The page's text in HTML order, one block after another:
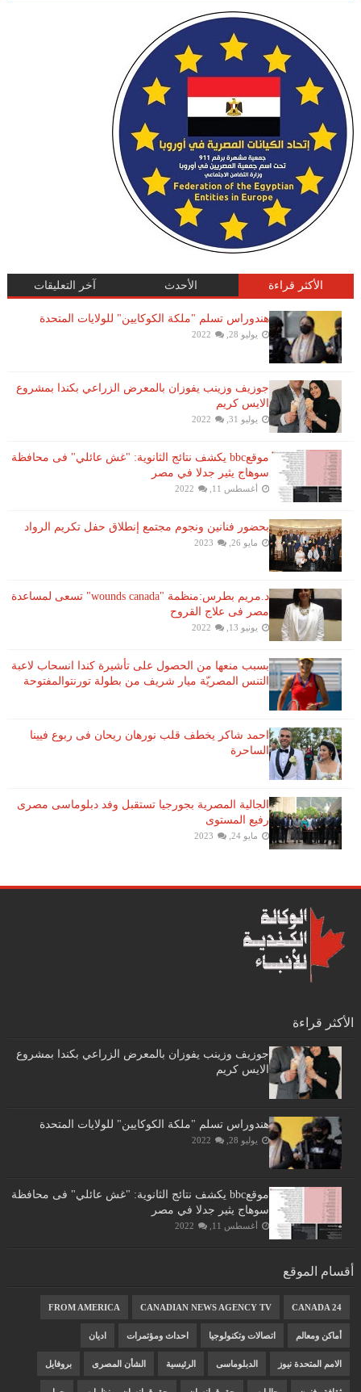
الأكثر قراءة الأحدث آخر التعليقات
هندوراس تسلم "ملكة الكوكايين" للولايات المتحدة
يوليو 28, 2022
جوزيف وزينب يفوزان بالمعرض الزراعي بكندا بمشروع
الايس كريم
يوليو 31, 2022
موقعbbc يكشف نتائج الثانوية: "غش عائلي" فى محافظة
سوهاج يثير جدلا في مصر
أغسطس 11, 2022
بحضور فنانين ونجوم مجتمع إنطلاق حفل تكريم الرواد
مايو 26, 2023
د.مريم بطرس:منظمة "wounds canada" تسعى لمساعدة
مصر فى علاج القروح
يونيو 13, 2022
بسبب منعها من الحصول على تأشيرة كندا انسحاب لاعبة ​
التنس​ المصريّة ​ميار شريف​ من بطولة ​تورنتو​المفتوحة
احمد شاكر يخطف قلب نورهان ريحان فى ربوع فيينا
الساحرة
الجالية المصرية بجورجيا تستقبل وفد دبلوماسى مصرى
رفيع المستوى
مايو 24, 2023
الأكثر قراءة
جوزيف وزينب يفوزان بالمعرض الزراعي بكندا بمشروع
الايس كريم
هندوراس تسلم "ملكة الكوكايين" للولايات المتحدة
يوليو 28, 2022
موقعbbc يكشف نتائج الثانوية: "غش عائلي" فى محافظة
سوهاج يثير جدلا في مصر
أغسطس 11, 2022
أقسام الموقع
CANADA 24
CANADIAN NEWS AGENCY TV
FROM AMERICA
أماكن ومعالم اتصالات وتكنولوجيا احداث ومؤتمرات اديان
الامم المتحدة نيوز الدبلوماسى الرئيسية الشأن المصرى بروفايل